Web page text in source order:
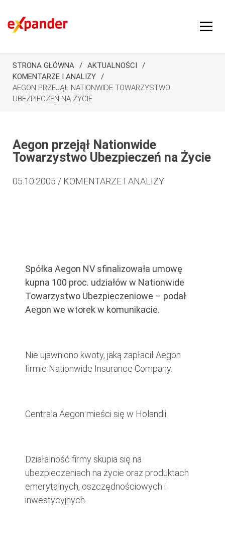
STRONA GŁÓWNA
AKTUALNOŚCI
KOMENTARZE I ANALIZY
AEGON PRZEJĄŁ NATIONWIDE TOWARZYSTWO
UBEZPIECZEŃ NA ŻYCIE
Aegon przejął Nationwide
Towarzystwo Ubezpieczeń na Życie
05.10.2005 / KOMENTARZE I ANALIZY
Spółka Aegon NV sfinalizowała umowę
kupna 100 proc. udziałów w Nationwide
Towarzystwo Ubezpieczeniowe – podał
Aegon we wtorek w komunikacie.
Nie ujawniono kwoty, jaką zapłacił Aegon
firmie Nationwide Insurance Company.
Centrala Aegon mieści się w Holandii.
Działalność firmy skupia się na
ubezpieczeniach na życie oraz produktach
emerytalnych, oszczędnościowych i
inwestycyjnych.